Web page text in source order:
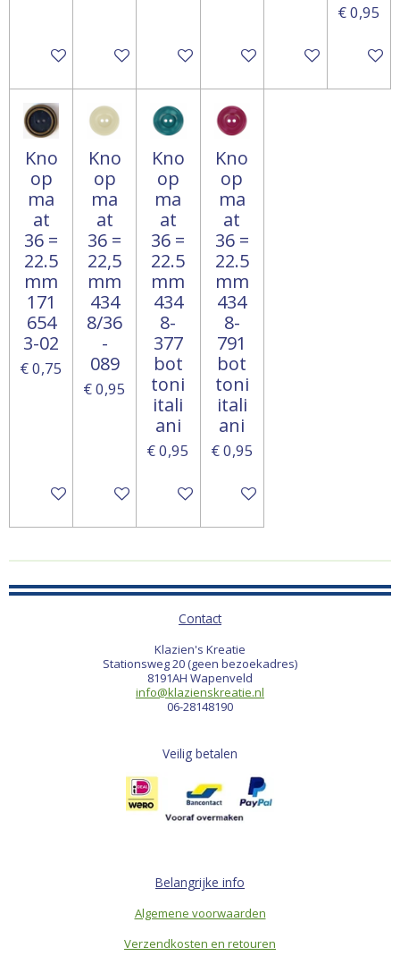
In winkelwagenIn winkelwagenIn winkelwagenIn winkelwagenIn winkelwagen
€ 0,95
In
Kno
op
ma
at
36 =
22.5
mm
171
654
3-02
€ 0,75
In winkelwagen
Kno
op
ma
at
36 =
22,5
mm
434
8/36
-
089
€ 0,95
In winkelwagen
Kno
op
ma
at
36 =
22.5
mm
434
8-
377
bot
toni
itali
ani
€ 0,95
In winkelwagen
Kno
op
ma
at
36 =
22.5
mm
434
8-
791
bot
toni
itali
ani
€ 0,95
In winkelwagen
Contact
Klazien's Kreatie
Stationsweg 20 (geen bezoekadres)
8191AH Wapenveld
info@klazienskreatie.nl
06-28148190
Veilig betalen
Belangrijke info
Algemene voorwaarden
Verzendkosten en retouren